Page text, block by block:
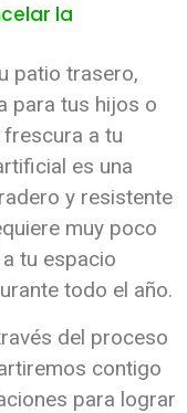
la
patio trasero,
para tus hijos o
a tu
es una
y resistente
muy poco
tu espacio
todo el año.
del proceso
contigo
para lograr